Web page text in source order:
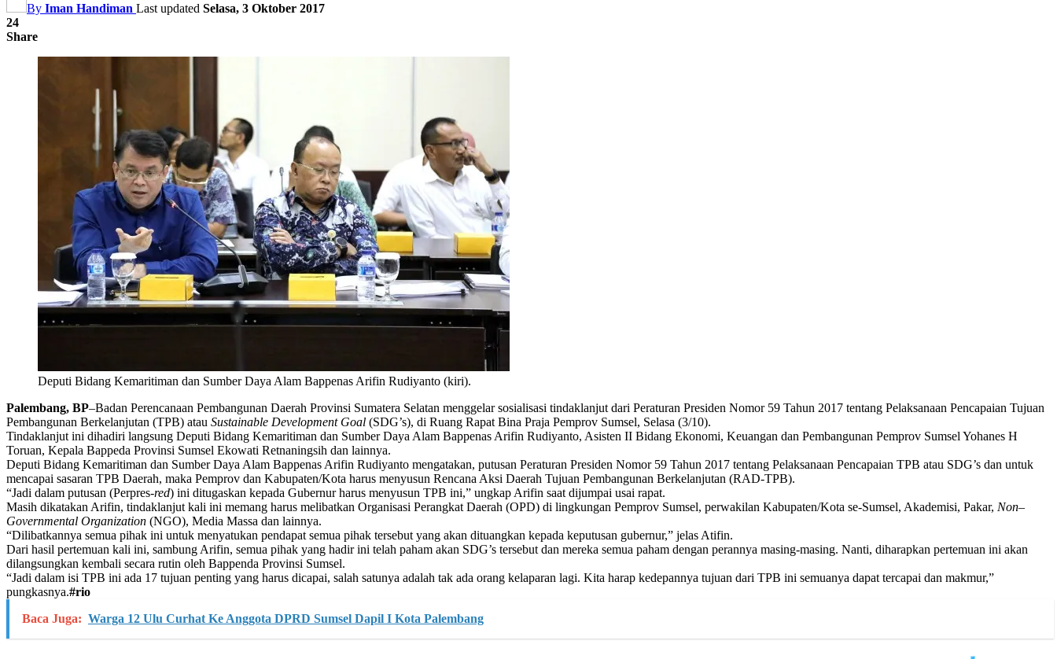
By Iman Handiman Last updated Selasa, 3 Oktober 2017
24
Share
Deputi Bidang Kemaritiman dan Sumber Daya Alam Bappenas Arifin Rudiyanto (kiri).
Palembang, BP–Badan Perencanaan Pembangunan Daerah Provinsi Sumatera Selatan menggelar sosialisasi tindaklanjut dari Peraturan Presiden Nomor 59 Tahun 2017 tentang Pelaksanaan Pencapaian Tujuan
Pembangunan Berkelanjutan (TPB) atau Sustainable Development Goal (SDG’s), di Ruang Rapat Bina Praja Pemprov Sumsel, Selasa (3/10).
Tindaklanjut ini dihadiri langsung Deputi Bidang Kemaritiman dan Sumber Daya Alam Bappenas Arifin Rudiyanto, Asisten II Bidang Ekonomi, Keuangan dan Pembangunan Pemprov Sumsel Yohanes H
Toruan, Kepala Bappeda Provinsi Sumsel Ekowati Retnaningsih dan lainnya.
Deputi Bidang Kemaritiman dan Sumber Daya Alam Bappenas Arifin Rudiyanto mengatakan, putusan Peraturan Presiden Nomor 59 Tahun 2017 tentang Pelaksanaan Pencapaian TPB atau SDG’s dan untuk
mencapai sasaran TPB Daerah, maka Pemprov dan Kabupaten/Kota harus menyusun Rencana Aksi Daerah Tujuan Pembangunan Berkelanjutan (RAD-TPB).
“Jadi dalam putusan (Perpres-red) ini ditugaskan kepada Gubernur harus menyusun TPB ini,” ungkap Arifin saat dijumpai usai rapat.
Masih dikatakan Arifin, tindaklanjut kali ini memang harus melibatkan Organisasi Perangkat Daerah (OPD) di lingkungan Pemprov Sumsel, perwakilan Kabupaten/Kota se-Sumsel, Akademisi, Pakar, Non–
Governmental Organization (NGO), Media Massa dan lainnya.
“Dilibatkannya semua pihak ini untuk menyatukan pendapat semua pihak tersebut yang akan dituangkan kepada keputusan gubernur,” jelas Atifin.
Dari hasil pertemuan kali ini, sambung Arifin, semua pihak yang hadir ini telah paham akan SDG’s tersebut dan mereka semua paham dengan perannya masing-masing. Nanti, diharapkan pertemuan ini akan
dilangsungkan kembali secara rutin oleh Bappenda Provinsi Sumsel.
“Jadi dalam isi TPB ini ada 17 tujuan penting yang harus dicapai, salah satunya adalah tak ada orang kelaparan lagi. Kita harap kedepannya tujuan dari TPB ini semuanya dapat tercapai dan makmur,”
pungkasnya.#rio
Baca Juga: Warga 12 Ulu Curhat Ke Anggota DPRD Sumsel Dapil I Kota Palembang